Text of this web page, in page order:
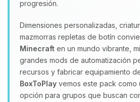
progresión.
Dimensiones personalizadas,
mazmorras repletas de botín
Minecraft en un mundo vibrante,
grandes mods de automatización
recursos y fabricar equipamiento
BoxToPlay vemos este pack como
opción para grupos que buscan